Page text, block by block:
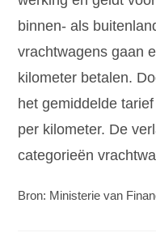
binnen- als
vrachtwagens gaan
kilometer betalen.
het gemiddelde
per kilometer. De
categorieën
Bron: Ministerie van